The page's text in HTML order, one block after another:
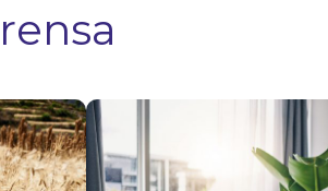
Seguro
Agrícola
Catastrófico: